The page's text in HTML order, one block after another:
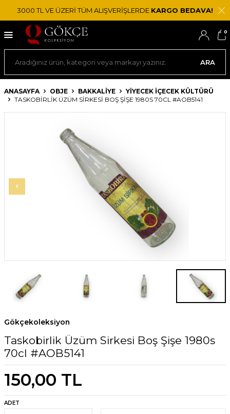
3000 TL VE ÜZERİ TÜM ALIŞVERİŞLERDE KARGO BEDAVA!
ARA
0
ANASAYFA OBJE BAKKALIYE
YIYECEK İÇECEK KÜLTÜRÜ
TASKOBIRLIK ÜZÜM SIRKESI BOŞ ŞIŞE 1980S 70CL #AOB5141
Gökçekoleksiyon
Taskobirlik Üzüm Sirkesi Boş Şişe 1980s
70cl #AOB5141
150,00 TL
ADET